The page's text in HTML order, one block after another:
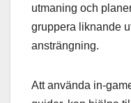
utmaning och
gruppera liknande
ansträngning.
Att använda in-